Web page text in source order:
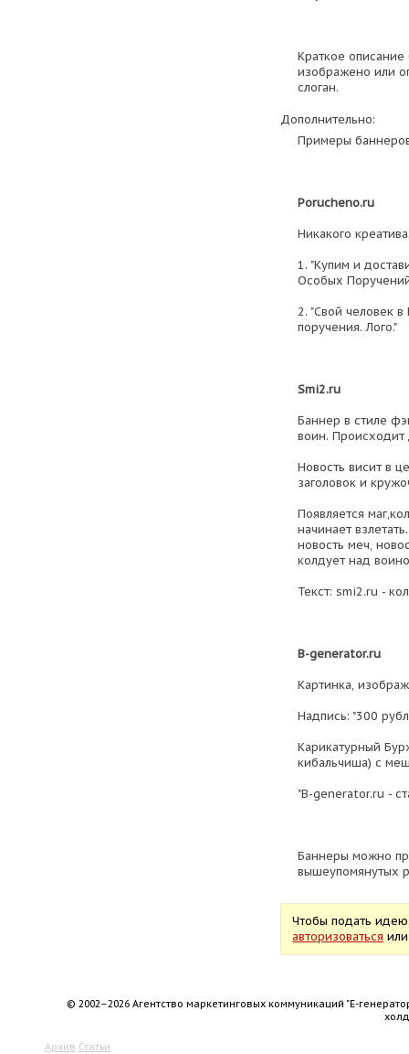
Краткое
изображено или
слоган.
Дополнительно:
Примеры
Porucheno.ru
Никакого
1. "Купим и
Особых
2. "Свой человек
поручения. Лого."
Smi2.ru
Баннер в стиле
воин. Происходит
Новость висит в
заголовок и
Появляется
начинает
новость меч,
колдует над
Текст: smi2.ru -
B-generator.ru
Картинка,
Надпись: "300
Карикатурный
кибальчиша) с
"B-generator.ru -
Баннеры можно
вышеупомянутых
Чтобы подать
авторизоваться
© 2002–2026 Агентство маркетинговых коммуникаций "Е-
Архив Статьи